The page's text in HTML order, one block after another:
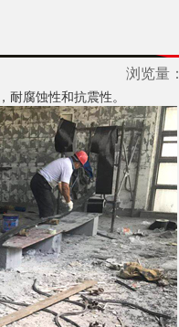
浏览量：
耐腐蚀性和抗震性。